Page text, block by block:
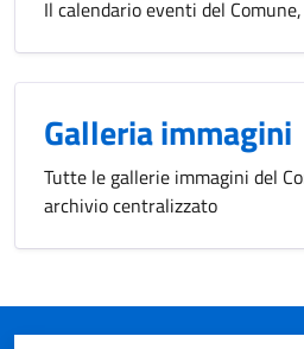
Il calendario eventi del
Galleria immagini
Tutte le gallerie immagini del
archivio centralizzato